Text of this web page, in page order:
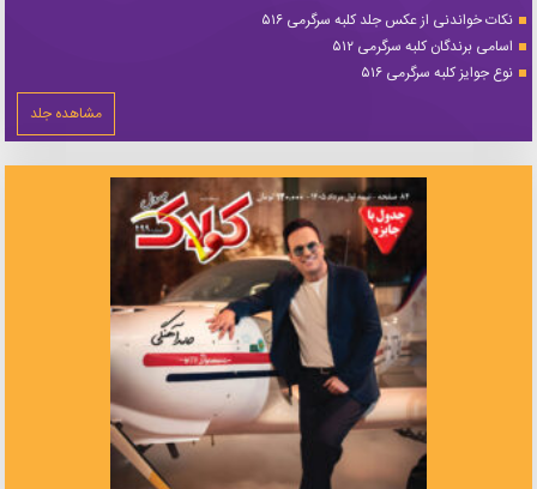
نکات خواندنی از عکس جلد کلبه سرگرمی ۵۱۶
اسامی برندگان کلبه سرگرمی ۵۱۲
نوع جوایز کلبه سرگرمی ۵۱۶
مشاهده جلد